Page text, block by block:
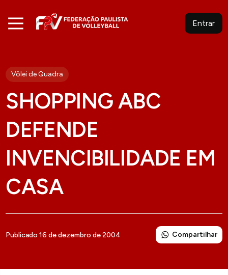
Entrar
Vôlei de Quadra
SHOPPING ABC
DEFENDE
INVENCIBILIDADE EM
CASA
Publicado 16 de dezembro de 2004 Compartilhar